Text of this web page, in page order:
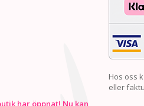
har öppnat! Nu kan
Hos oss
eller